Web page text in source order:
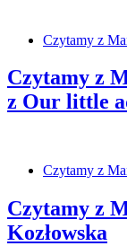
Czytamy z
Czytamy z
z Our little
Czytamy z
Czytamy z
Kozłowska